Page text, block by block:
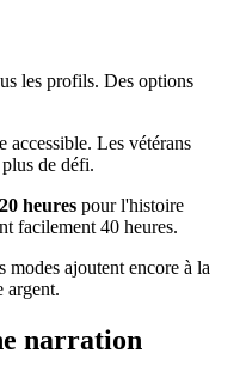
les profils. Des options
accessible. Les vétérans
de défi.
20 heures pour l'histoire
facilement 40 heures.
modes ajoutent encore à la
argent.
narration